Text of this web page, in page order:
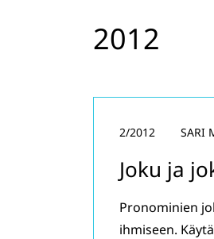
2012
Joku ja
2/2012 SARI
Pronominien
ihmiseen.